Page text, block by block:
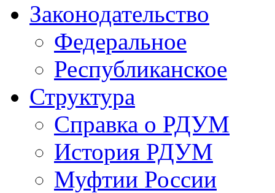
Законодательство
Федеральное
Республиканское
Структура
Справка о РДУМ
История РДУМ
Муфтии России